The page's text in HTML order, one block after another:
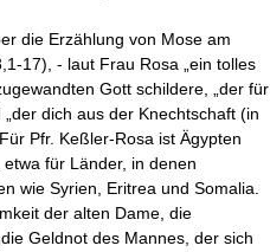
die Erzählung von Mose am
17), - laut Frau Rosa „ein tolles
Gott schildere, „der für
dich aus der Knechtschaft (in
Pfr. Keßler-Rosa ist Ägypten
für Länder, in denen
wie Syrien, Eritrea und Somalia.
der alten Dame, die
Geldnot des Mannes, der sich